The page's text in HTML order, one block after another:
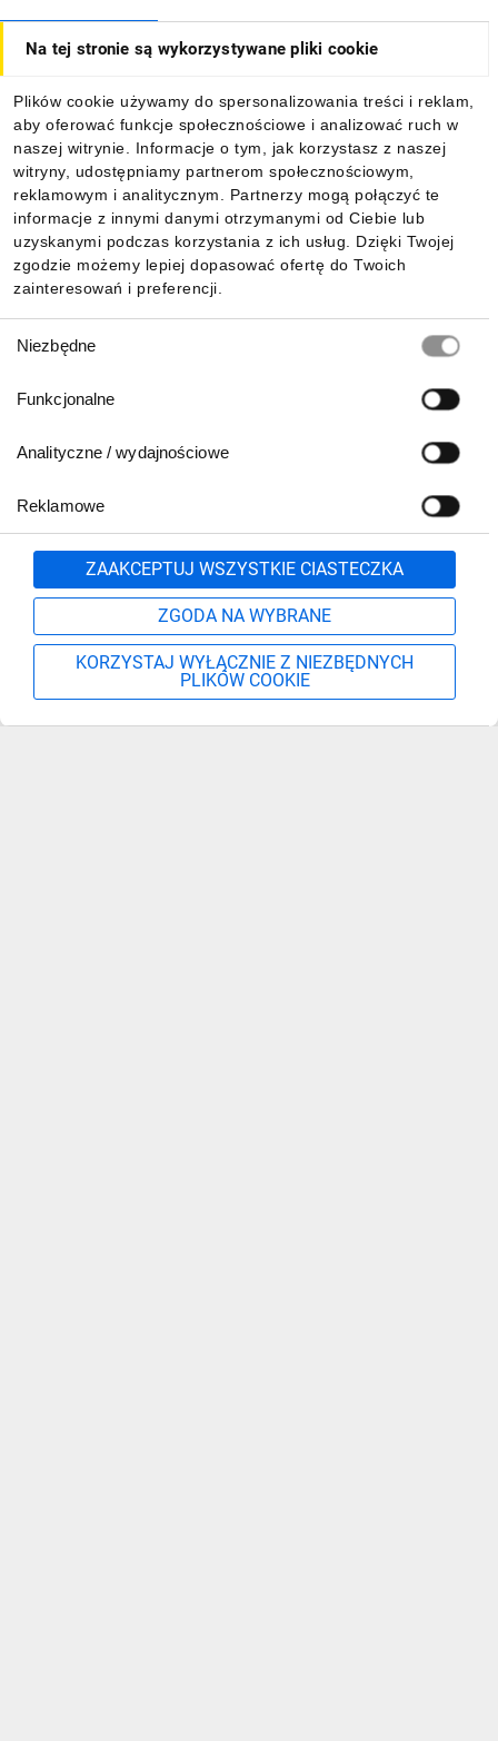
Na tej stronie są wykorzystywane pliki cookie
Plików cookie używamy do spersonalizowania treści i reklam,
aby oferować funkcje społecznościowe i analizować ruch w
naszej witrynie. Informacje o tym, jak korzystasz z naszej
witryny, udostępniamy partnerom społecznościowym,
reklamowym i analitycznym. Partnerzy mogą połączyć te
informacje z innymi danymi otrzymanymi od Ciebie lub
uzyskanymi podczas korzystania z ich usług. Dzięki Twojej
zgodzie możemy lepiej dopasować ofertę do Twoich
zainteresowań i preferencji.
zgody
Niezbędne
Funkcjonalne
Analityczne / wydajnościowe
Reklamowe
ZAAKCEPTUJ WSZYSTKIE CIASTECZKA
ZGODA NA WYBRANE
KORZYSTAJ WYŁĄCZNIE Z NIEZBĘDNYCH
PLIKÓW COOKIE